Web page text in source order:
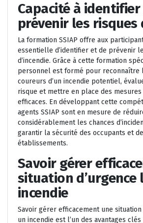
Capacité à
prévenir les risques
La formation SSIAP offre aux
essentielle d’identifier et de prévenir
d’incendie. Grâce à cette formation
personnel est formé pour reconnaître
coureurs d’un incendie potentiel,
risque et mettre en place des
efficaces. En développant cette
agents SSIAP sont en mesure de
considérablement les chances
garantir la sécurité des occupants et
établissements.
Savoir gérer
situation d’urgence
incendie
Savoir gérer efficacement une situation
un incendie est l’un des avantages